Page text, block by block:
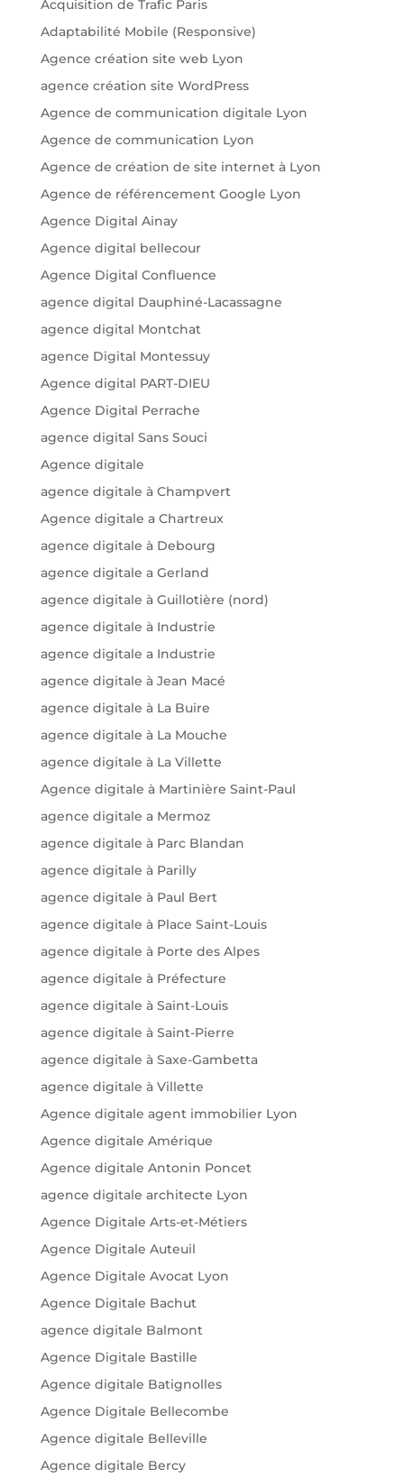
Acquisition de Trafic Paris
Adaptabilité Mobile (Responsive)
Agence création site web Lyon
agence création site WordPress
Agence de communication digitale Lyon
Agence de communication Lyon
Agence de création de site internet à Lyon
Agence de référencement Google Lyon
Agence Digital Ainay
Agence digital bellecour
Agence Digital Confluence
agence digital Dauphiné-Lacassagne
agence digital Montchat
agence Digital Montessuy
Agence digital PART-DIEU
Agence Digital Perrache
agence digital Sans Souci
Agence digitale
agence digitale à Champvert
Agence digitale a Chartreux
agence digitale à Debourg
agence digitale a Gerland
agence digitale à Guillotière (nord)
agence digitale à Industrie
agence digitale a Industrie
agence digitale à Jean Macé
agence digitale à La Buire
agence digitale à La Mouche
agence digitale à La Villette
Agence digitale à Martinière Saint-Paul
agence digitale a Mermoz
agence digitale à Parc Blandan
agence digitale à Parilly
agence digitale à Paul Bert
agence digitale à Place Saint-Louis
agence digitale à Porte des Alpes
agence digitale à Préfecture
agence digitale à Saint-Louis
agence digitale à Saint-Pierre
agence digitale à Saxe-Gambetta
agence digitale à Villette
Agence digitale agent immobilier Lyon
Agence digitale Amérique
Agence digitale Antonin Poncet
agence digitale architecte Lyon
Agence Digitale Arts-et-Métiers
Agence Digitale Auteuil
Agence Digitale Avocat Lyon
Agence Digitale Bachut
agence digitale Balmont
Agence Digitale Bastille
Agence digitale Batignolles
Agence Digitale Bellecombe
Agence digitale Belleville
Agence digitale Bercy